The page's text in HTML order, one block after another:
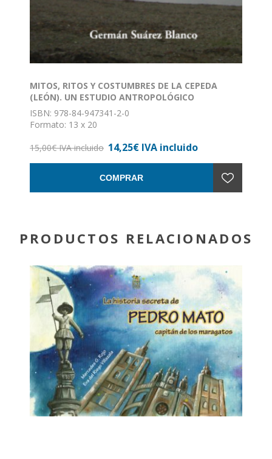
MITOS, RITOS Y COSTUMBRES DE LA CEPEDA
(LEÓN). UN ESTUDIO ANTROPOLÓGICO
ISBN: 978-84-947341-2-0
Formato: 13 x 20
Encuadernación: Rústica
15,00€ IVA incluido 14,25€ IVA incluido
COMPRAR
PRODUCTOS RELACIONADOS